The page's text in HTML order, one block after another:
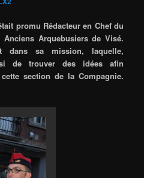
promu Rédacteur en Chef du
Arquebusiers de Visé.
dans sa mission, laquelle,
de trouver des idées afin
section de la Compagnie.